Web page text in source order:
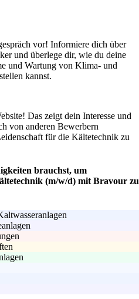
vor! Informiere dich über
und überlege dir, wie du deine
und Wartung von Klima- und
kannst.
Das zeigt dein Interesse und
von anderen Bewerbern
für die Kältetechnik zu
brauchst, um
(m/w/d) mit Bravour zu